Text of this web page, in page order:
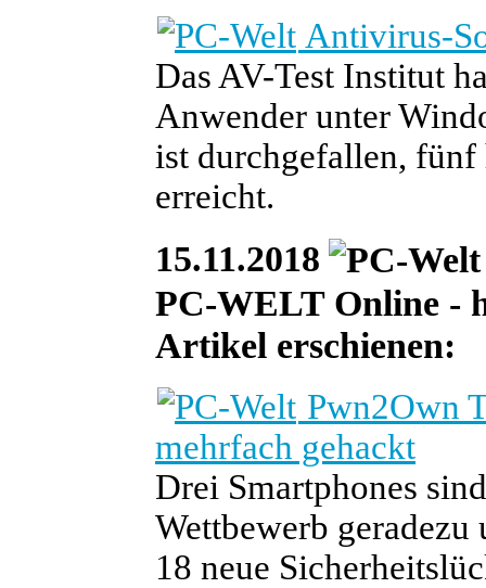
Antivirus-
Das AV-Test Institut
Anwender unter
ist durchgefallen, fünf
erreicht.
15.11.2018
PC-WELT Online -
Artikel erschienen:
Pwn2Own
mehrfach gehackt
Drei Smartphones
Wettbewerb
18 neue